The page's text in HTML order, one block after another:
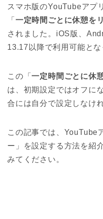
スマホ版のYouTubeアプ
「 一定時間ごとに休憩を
されました。iOS版、
13.17以降で利用可能とな
この「一定時間ごとに休
は、初期設定ではオフに
合には自分で設定しなけ
この記事では、YouTube
ー」を設定する方法を紹
みてください。